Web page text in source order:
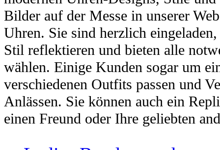
Bilder auf der Messe in unserer
Uhren. Sie sind herzlich
Stil reflektieren und bieten alle
wählen. Einige Kunden sogar um
verschiedenen Outfits passen und
Anlässen. Sie können auch ein
einen Freund oder Ihre geliebten